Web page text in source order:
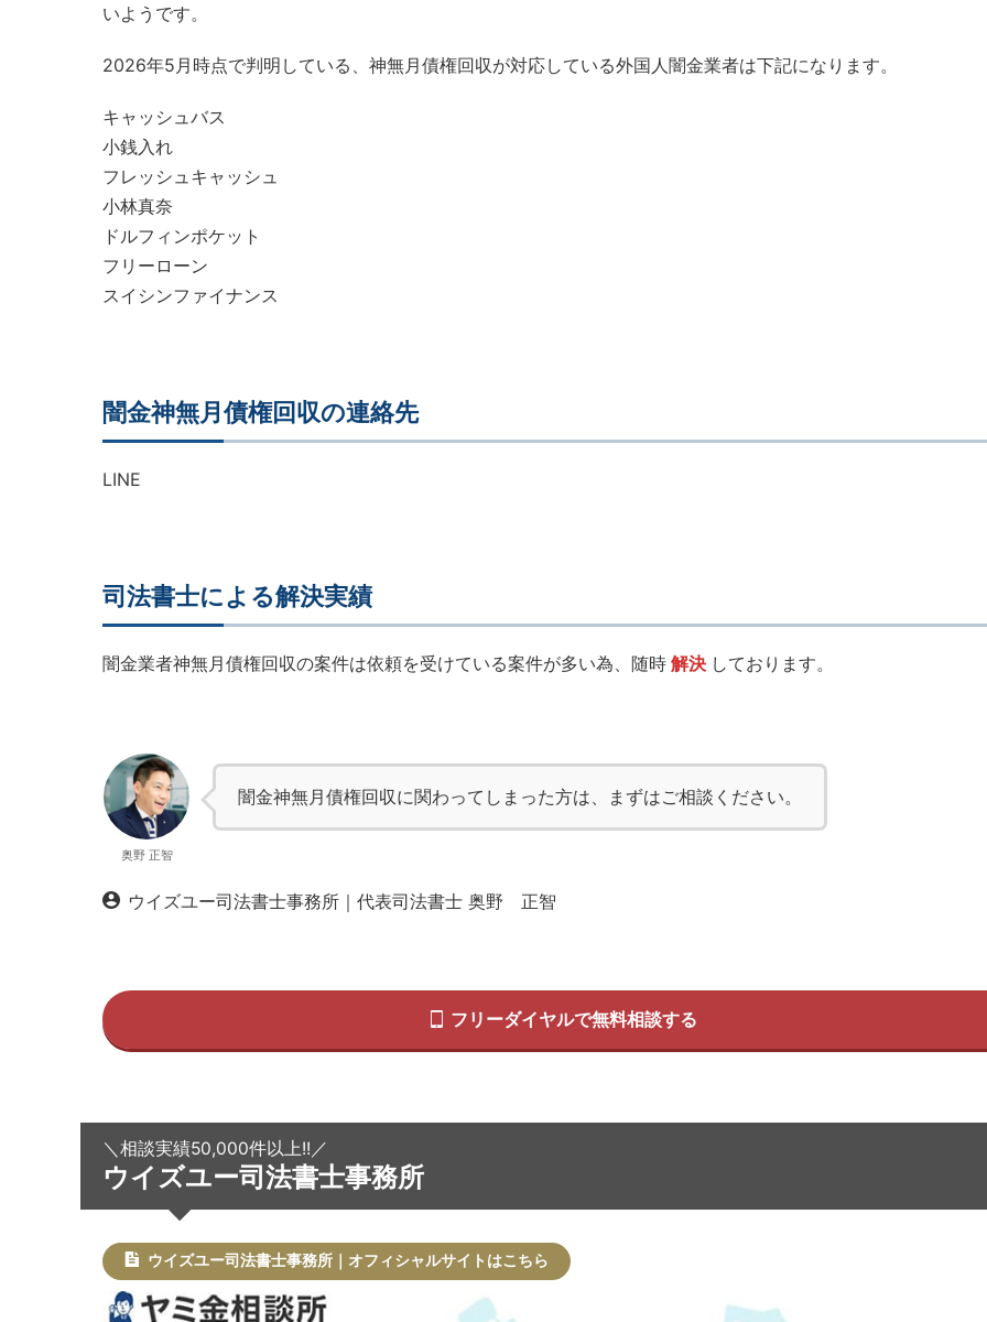
いようです。
2026年5月時点で判明している、神無月債権回収が対応している外国人闇金業者は下記になります。
キャッシュバス
小銭入れ
フレッシュキャッシュ
小林真奈
ドルフィンポケット
フリーローン
スイシンファイナンス
闇金神無月債権回収の連絡先
LINE
司法書士による解決実績
闇金業者神無月債権回収の案件は依頼を受けている案件が多い為、随時 解決 しております。
奥野 正智
闇金神無月債権回収に関わってしまった方は、まずはご相談ください。
ウイズユー司法書士事務所｜代表司法書士 奥野 正智
フリーダイヤルで無料相談する
＼相談実績50,000件以上!!／
ウイズユー司法書士事務所
ウイズユー司法書士事務所｜オフィシャルサイトはこちら